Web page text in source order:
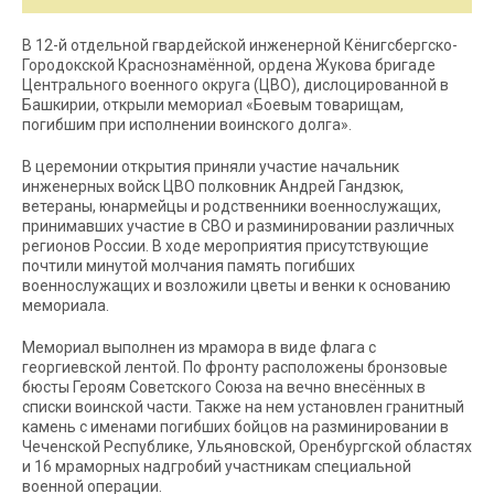
В 12-й отдельной гвардейской инженерной Кёнигсбергско-
Городокской Краснознамённой, ордена Жукова бригаде
Центрального военного округа (ЦВО), дислоцированной в
Башкирии, открыли мемориал «Боевым товарищам,
погибшим при исполнении воинского долга».
В церемонии открытия приняли участие начальник
инженерных войск ЦВО полковник Андрей Гандзюк,
ветераны, юнармейцы и родственники военнослужащих,
принимавших участие в СВО и разминировании различных
регионов России. В ходе мероприятия присутствующие
почтили минутой молчания память погибших
военнослужащих и возложили цветы и венки к основанию
мемориала.
Мемориал выполнен из мрамора в виде флага с
георгиевской лентой. По фронту расположены бронзовые
бюсты Героям Советского Союза на вечно внесённых в
списки воинской части. Также на нем установлен гранитный
камень с именами погибших бойцов на разминировании в
Чеченской Республике, Ульяновской, Оренбургской областях
и 16 мраморных надгробий участникам специальной
военной операции.